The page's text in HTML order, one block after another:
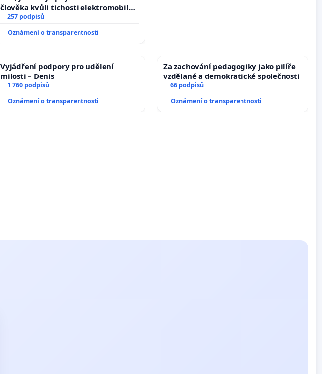
člověka kvůli tichosti elektromobilů,
nečekejme, až přibydou další,
zaveďme slyšitelná auta!
257 podpisů
Oznámení o transparentnosti
Vyjádření podpory pro udělení
milosti – Denis
1 760 podpisů
Oznámení o transparentnosti
Za zachování pedagogiky jako pilíře
vzdělané a demokratické společnosti
66 podpisů
Oznámení o transparentnosti